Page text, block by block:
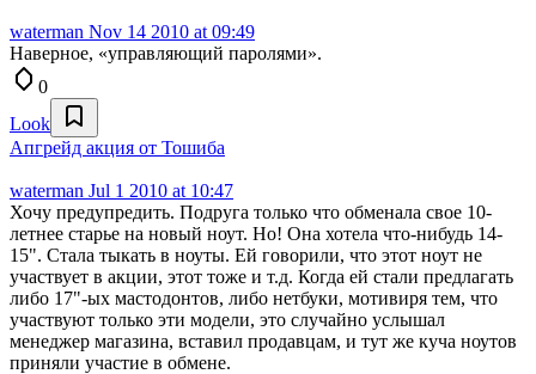
waterman Nov 14 2010 at 09:49
Наверное, «управляющий паролями».
0
Look
Апгрейд акция от Тошиба
waterman Jul 1 2010 at 10:47
Хочу предупредить. Подруга только что обменала свое 10-
летнее старье на новый ноут. Но! Она хотела что-нибудь 14-
15". Стала тыкать в ноуты. Ей говорили, что этот ноут не
участвует в акции, этот тоже и т.д. Когда ей стали предлагать
либо 17"-ых мастодонтов, либо нетбуки, мотивиря тем, что
участвуют только эти модели, это случайно услышал
менеджер магазина, вставил продавцам, и тут же куча ноутов
приняли участие в обмене.